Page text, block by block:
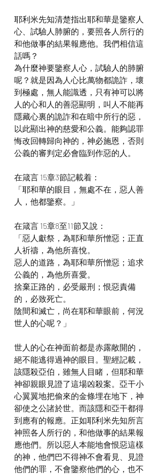
耶利米先知清楚指出耶和華是鑒察人
心、試驗人肺腑的，要照各人所行的
和他做事的結果報應他。我們相信這
話嗎？
為什麼神要鑒察人心，試驗人的肺腑
呢？就是因為人心比萬物都詭詐，壞
到極處，無人能識透，只有神可以將
人的心和人的善惡顯明，叫人不能再
隱藏心裏的詭詐和在暗中所行的惡，
以此顯出神的慈愛和公義。能夠認罪
悔改回轉歸向神的，神必施恩，否則
公義的審判定必會臨到作惡的人。
在箴言 15章3節記載着：
「耶和華的眼目，無處不在，惡人善
人，他都鑒察。」
在箴言 15章8至11節又說：
「惡人獻祭，為耶和華所憎惡；正直
人祈禱，為他所喜悅。
惡人的道路，為耶和華所憎惡；追求
公義的，為他所喜愛。
捨棄正路的，必受嚴刑；恨惡責備
的，必致死亡。
陰間和滅亡，尚在耶和華眼前，何況
世人的心呢？」
世人的心在神面前都是赤露敞開的，
絕不能逃得過神的眼目。聖經記載，
該隱殺亞伯，雖無人目睹，但耶和華
神卻親眼見證了這場凶殺案。亞干小
心翼翼地把偷來的金條埋在地下，神
卻使之公諸於世。而該隱和亞干都得
到應有的報應。正如耶利米先知所言
神照各人所行的，和他做事的結果報
應他們。所以惡人本能地會恨惡這樣
的神，他們巴不得神不會看見、見證
他們的罪，不會鑒察他們的心，也不